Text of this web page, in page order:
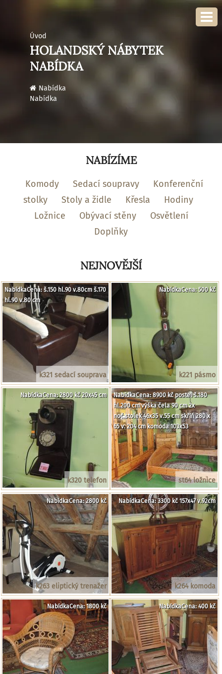
Úvod
HOLANDSKÝ NÁBYTEK
NABÍDKA
Nabídka
Nabídka
NABÍZÍME
Komody Sedací soupravy
Konferenční
stolky
Stoly a židle Křesla
Hodiny
Ložnice
Obývací stěny
Osvětlení
Doplňky
NEJNOVĚJŠÍ
k321 sedací souprava
NabídkaCena: š.150 hl.90 v.80cm š.170
hl.90 v.80 cm
k221 pásmo
NabídkaCena: 500 kč
k320 telefon
NabídkaCena: 2800 kč 20x45 cm
st64 ložnice
NabídkaCena: 8900 kč postel š.180
hl.200 cm výška čela 90 cm 2x
noč.stolek 46x35 v.55 cm skříň 280 x
65 v. 204 cm komoda 103x53
k263 eliptický trenažer
NabídkaCena: 2800 kč
k264 komoda
NabídkaCena: 3300 kč 157x47 v.92cm
NabídkaCena: 1800 kč NabídkaCena: 400 kč